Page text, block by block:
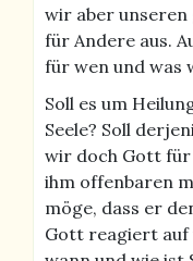
wir aber
für Andere aus.
für wen und was
Soll es um
Seele? Soll
wir doch Gott für
ihm offenbaren
möge, dass er
Gott reagiert auf